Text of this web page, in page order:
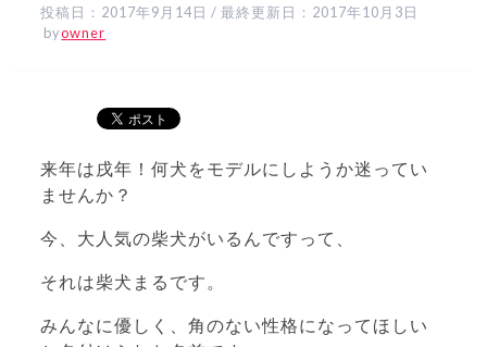
投稿日： 2017年9月14日 / 最終更新日： 2017年10月3日
byowner
来年は戌年！何犬をモデルにしようか迷ってい
ませんか？
今、大人気の柴犬がいるんですって、
それは柴犬まるです。
みんなに優しく、角のない性格になってほしい